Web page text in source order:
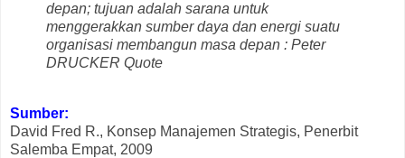
depan; tujuan adalah sarana untuk
menggerakkan sumber daya dan energi suatu
organisasi membangun masa depan : Peter
DRUCKER Quote
Sumber:
David Fred R., Konsep Manajemen Strategis, Penerbit
Salemba Empat, 2009